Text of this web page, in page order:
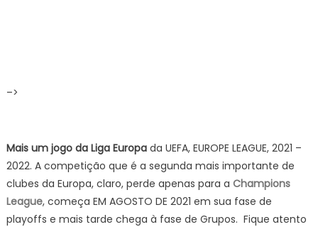
–>
Mais um jogo da Liga Europada UEFA, EUROPE LEAGUE, 2021 –
2022. A competição que é a segunda mais importante de
clubes da Europa, claro, perde apenas para a Champions
League, começa EM AGOSTO DE 2021 em sua fase de
playoffs e mais tarde chega à fase de Grupos. Fique atento